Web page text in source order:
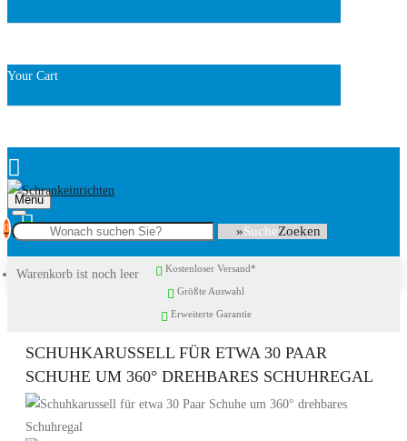
Your Cart
Menu
0
Warenkorb ist noch leer
Suche
Kostenloser Versand*
Größte Auswahl
Erweiterte Garantie
SCHUHKARUSSELL FÜR ETWA 30 PAAR
SCHUHE UM 360° DREHBARES SCHUHREGAL